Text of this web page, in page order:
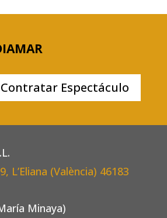
Contratar Espectáculo
L’Eliana (València) 46183
Minaya)